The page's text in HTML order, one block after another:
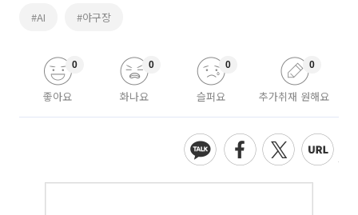
#AI #야구장
좋아요
0
화나요
0
슬퍼요
0
추가취재 원해요
0